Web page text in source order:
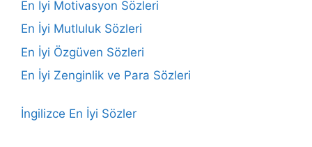
En İyi Motivasyon Sözleri
En İyi Mutluluk Sözleri
En İyi Özgüven Sözleri
En İyi Zenginlik ve Para Sözleri
İngilizce En İyi Sözler